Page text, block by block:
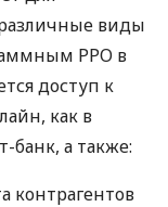
виды
РРО в
доступ к
как в
банк, а также:
контрагентов